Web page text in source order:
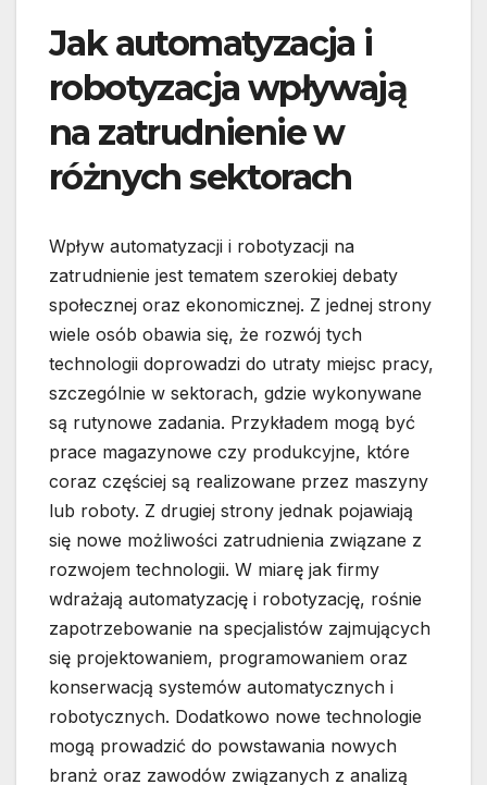
Jak automatyzacja i
robotyzacja wpływają
na zatrudnienie w
różnych sektorach
Wpływ automatyzacji i robotyzacji na
zatrudnienie jest tematem szerokiej debaty
społecznej oraz ekonomicznej. Z jednej strony
wiele osób obawia się, że rozwój tych
technologii doprowadzi do utraty miejsc pracy,
szczególnie w sektorach, gdzie wykonywane
są rutynowe zadania. Przykładem mogą być
prace magazynowe czy produkcyjne, które
coraz częściej są realizowane przez maszyny
lub roboty. Z drugiej strony jednak pojawiają
się nowe możliwości zatrudnienia związane z
rozwojem technologii. W miarę jak firmy
wdrażają automatyzację i robotyzację, rośnie
zapotrzebowanie na specjalistów zajmujących
się projektowaniem, programowaniem oraz
konserwacją systemów automatycznych i
robotycznych. Dodatkowo nowe technologie
mogą prowadzić do powstawania nowych
branż oraz zawodów związanych z analizą